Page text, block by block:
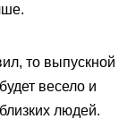
то выпускной
весело и
людей.